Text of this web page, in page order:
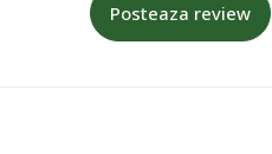
Posteaza review